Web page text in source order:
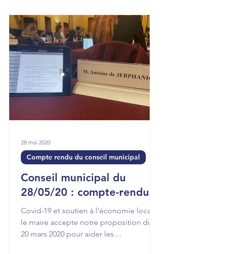
Conseil municipal du
28/05/20 : compte-rendu
Covid-19 et soutien à l'économie locale :
le maire accepte notre proposition du
20 mars 2020 pour aider les
Compte rendu du conseil municipal
28 mai 2020